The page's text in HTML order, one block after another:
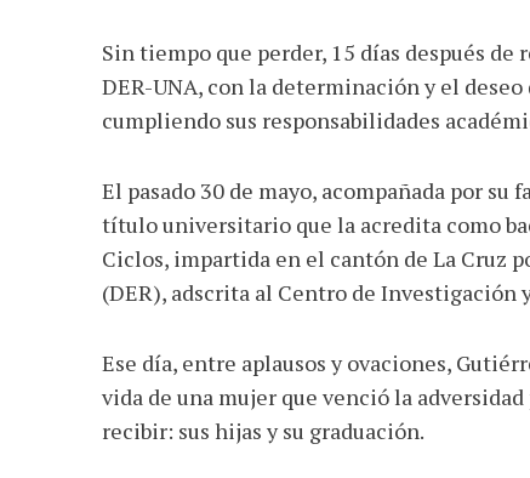
Sin tiempo que perder, 15 días después
DER-UNA, con la determinación y el
cumpliendo sus responsabilidades
El pasado 30 de mayo, acompañada por
título universitario que la acredita como
Ciclos, impartida en el cantón de La Cruz
(DER), adscrita al Centro de Investigación
Ese día, entre aplausos y ovaciones,
vida de una mujer que venció la
recibir: sus hijas y su graduación.